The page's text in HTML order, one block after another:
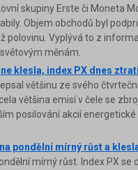
skupiny Erste či Moneta
Objem obchodů byl
polovinu. Vyplývá to z
měnám.
klesla, index PX dnes
většinu ze svého
většina emisí v čele se
posilování akcií energetické
pondělní mírný růst a
mírný růst. Index PX se